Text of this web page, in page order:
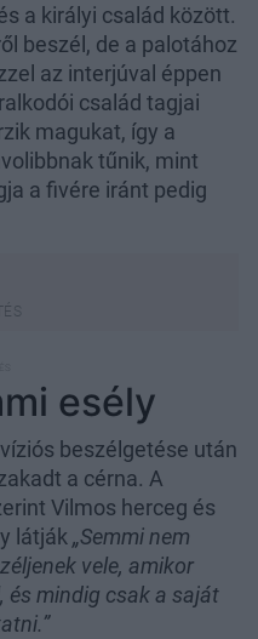
a királyi család között.
beszél, de a palotához
az interjúval éppen
család tagjai
magukat, így a
tűnik, mint
a fivére iránt pedig
esély
beszélgetése után
a cérna. A
Vilmos herceg és
látják „Semmi nem
vele, amikor
és mindig csak a saját